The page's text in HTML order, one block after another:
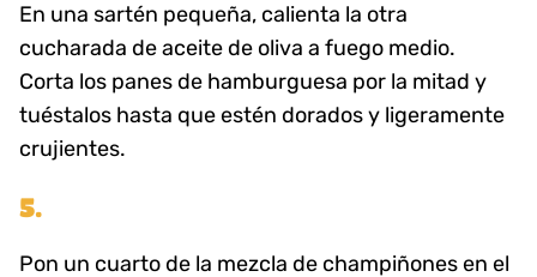
En una sartén pequeña, calienta la otra
cucharada de aceite de oliva a fuego medio.
Corta los panes de hamburguesa por la mitad y
tuéstalos hasta que estén dorados y ligeramente
crujientes.
5.
Pon un cuarto de la mezcla de champiñones en el